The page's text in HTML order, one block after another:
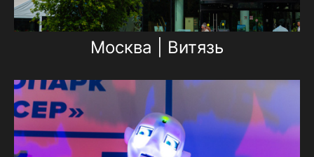
Москва | Витязь